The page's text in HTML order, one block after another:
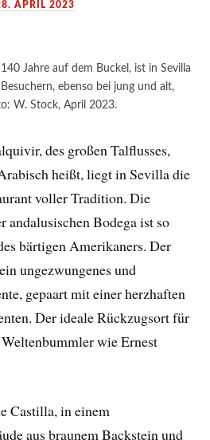
APRIL 2023
Jahre auf dem Buckel, ist in Sevilla
ebenso bei jung und alt,
W. Stock, April 2023.
des großen Talflusses,
heißt, liegt in Sevilla die
voller Tradition. Die
andalusischen Bodega ist so
bärtigen Amerikaners. Der
ungezwungenes und
gepaart mit einer herzhaften
Der ideale Rückzugsort für
wie Ernest
Castilla, in einem
aus braunem Backstein und